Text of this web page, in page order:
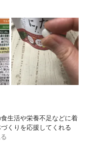
生活や栄養不足などに着
くりを応援してくれる